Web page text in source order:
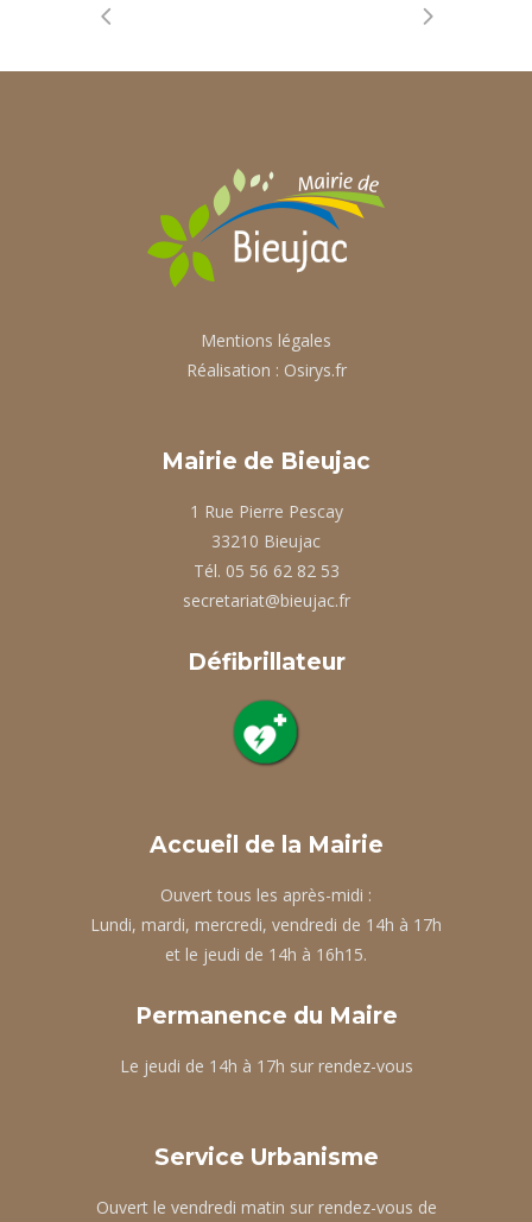
Mentions légales
Réalisation : Osirys.fr
Mairie de Bieujac
1 Rue Pierre Pescay
33210 Bieujac
Tél. 05 56 62 82 53
secretariat@bieujac.fr
Défibrillateur
Accueil de la Mairie
Ouvert tous les après-midi :
Lundi, mardi, mercredi, vendredi de 14h à 17h
et le jeudi de 14h à 16h15.
Permanence du Maire
Le jeudi de 14h à 17h sur rendez-vous
Service Urbanisme
Ouvert le vendredi matin sur rendez-vous de